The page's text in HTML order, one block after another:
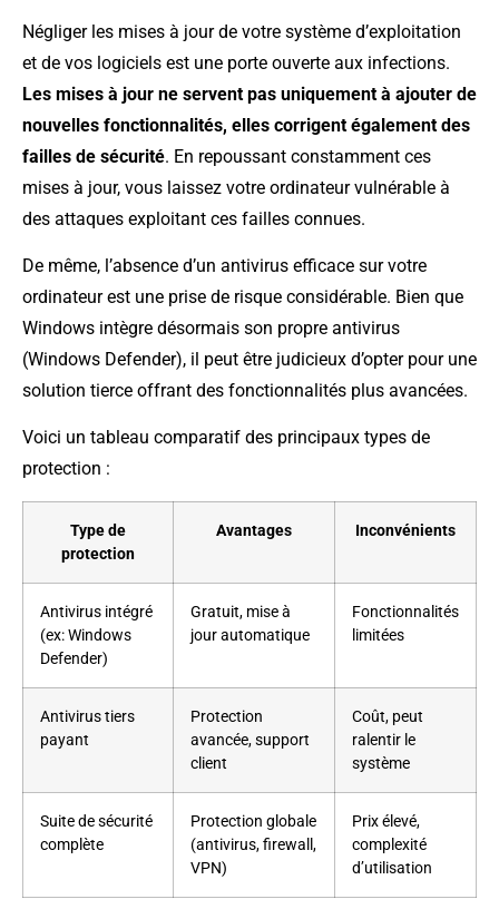
Négliger les mises à jour de votre système d’exploitation
et de vos logiciels est une porte ouverte aux infections.
Les mises à jour ne servent pas uniquement à ajouter de
nouvelles fonctionnalités, elles corrigent également des
failles de sécurité. En repoussant constamment ces
mises à jour, vous laissez votre ordinateur vulnérable à
des attaques exploitant ces failles connues.
De même, l’absence d’un antivirus efficace sur votre
ordinateur est une prise de risque considérable. Bien que
Windows intègre désormais son propre antivirus
(Windows Defender), il peut être judicieux d’opter pour une
solution tierce offrant des fonctionnalités plus avancées.
Voici un tableau comparatif des principaux types de
protection :
Type de
protection
Avantages Inconvénients
Antivirus intégré
(ex: Windows
Defender)
Gratuit, mise à
jour automatique
Fonctionnalités
limitées
Antivirus tiers
payant
Protection
avancée, support
client
Coût, peut
ralentir le
système
Suite de sécurité
complète
Protection globale
(antivirus, firewall,
VPN)
Prix élevé,
complexité
d’utilisation